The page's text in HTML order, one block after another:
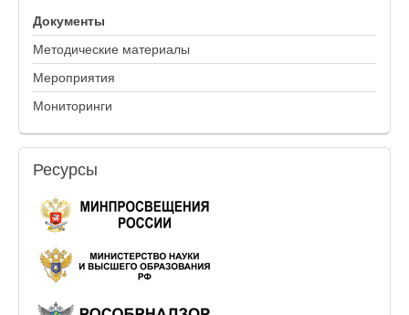
Документы
Методические материалы
Мероприятия
Мониторинги
Ресурсы